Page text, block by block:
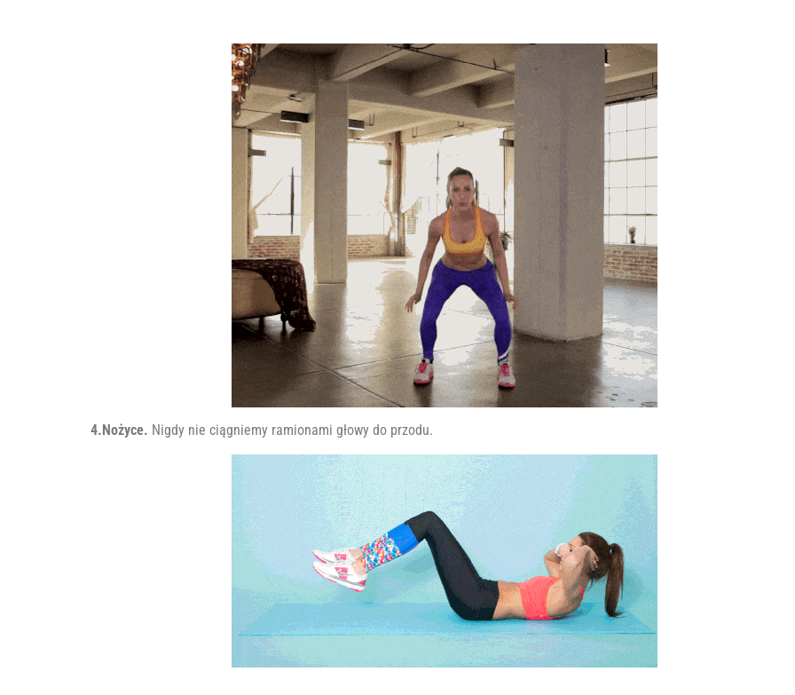
4.Nożyce. Nigdy nie ciągniemy ramionami głowy do przodu.